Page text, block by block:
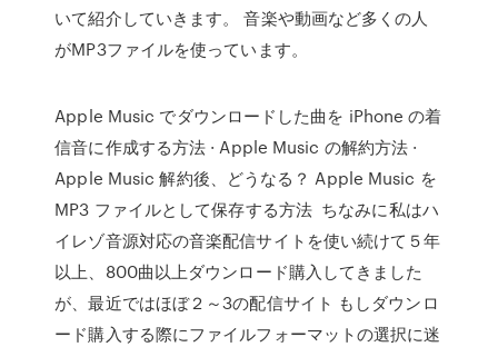
いて紹介していきます。 音楽や動画など多くの人
がMP3ファイルを使っています。
Apple Music でダウンロードした曲を iPhone の着
信音に作成する方法 · Apple Music の解約方法 ·
Apple Music 解約後、どうなる？ Apple Music を
MP3 ファイルとして保存する方法 ちなみに私はハ
イレゾ音源対応の音楽配信サイトを使い続けて５年
以上、800曲以上ダウンロード購入してきました
が、最近ではほぼ２～3の配信サイト もしダウンロ
ード購入する際にファイルフォーマットの選択に迷